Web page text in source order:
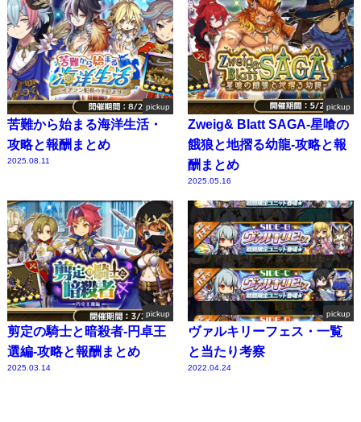
pickup
苦難から始まる海洋生活・
攻略と報酬まとめ
2025.08.11
pickup
Zweig& Blatt SAGA-星喰の
餓狼と地摺る幼龍-攻略と報
酬まとめ
2025.05.16
pickup
剪定の騎士と暗殺者-円卓王
選編-攻略と報酬まとめ
2025.03.14
pickup
ヴァルキリーフェス・一覧
と当たり考察
2022.04.24